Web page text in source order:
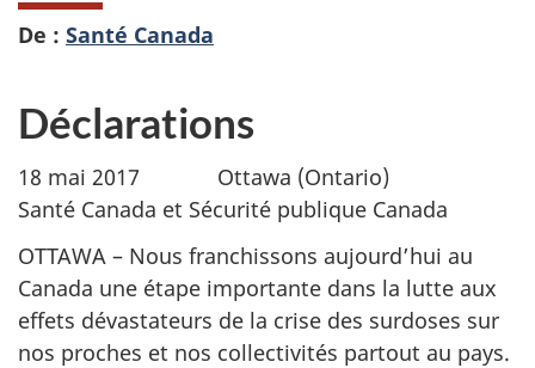
De : Santé Canada
Déclarations
18 mai 2017 Ottawa (Ontario)
Santé Canada et Sécurité publique Canada
OTTAWA – Nous franchissons aujourd’hui au
Canada une étape importante dans la lutte aux
effets dévastateurs de la crise des surdoses sur
nos proches et nos collectivités partout au pays.